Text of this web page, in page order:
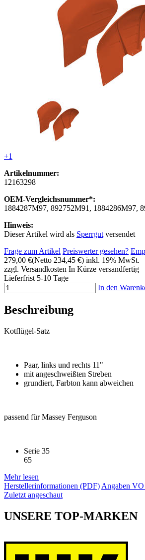
+1
Artikelnummer:
12163298
OEM-Vergleichsnummer*:
1884287M97, 892752M91, 1884286M97,
Hinweis:
Dieser Artikel wird als Sperrgut versendet
Frage zum Artikel Preiswerter gesehen?
279,00 €(Netto 234,45 €) inkl. 19% MwSt.
zzgl. Versandkosten In Kürze versandfertig
Lieferfrist 5-10 Tage
In den
Beschreibung
Kotflügel-Satz
Paar, links und rechts 11"
mit angeschweißten Streben
grundiert, Farbton kann abweichen
passend für Massey Ferguson
Serie 35
65
Mehr lesen
Herstellerinformationen (PDF) Angaben
Zuletzt angeschaut
UNSERE TOP-MARKEN